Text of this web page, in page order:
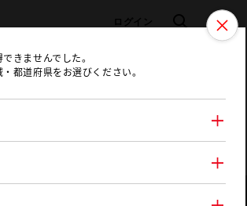
ログイン 検索 メニュ
オーナーサポート
きませんでした。
都道府県をお選びください。
メニュー